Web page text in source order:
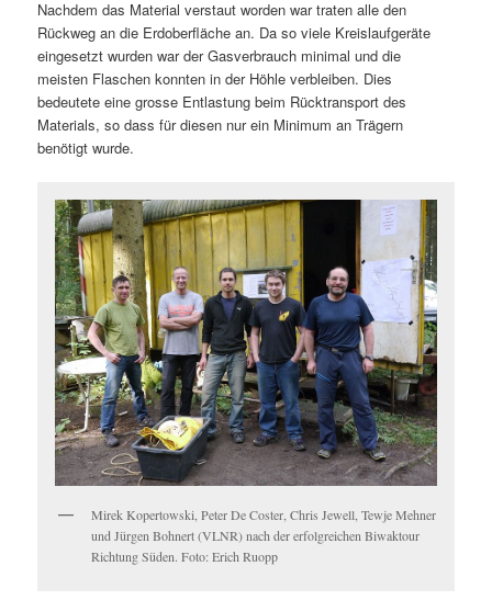
Nachdem das Material verstaut worden war traten alle den
Rückweg an die Erdoberfläche an. Da so viele Kreislaufgeräte
eingesetzt wurden war der Gasverbrauch minimal und die
meisten Flaschen konnten in der Höhle verbleiben. Dies
bedeutete eine grosse Entlastung beim Rücktransport des
Materials, so dass für diesen nur ein Minimum an Trägern
benötigt wurde.
Mirek Kopertowski, Peter De Coster, Chris Jewell, Tewje Mehner
und Jürgen Bohnert (VLNR) nach der erfolgreichen Biwaktour
Richtung Süden. Foto: Erich Ruopp